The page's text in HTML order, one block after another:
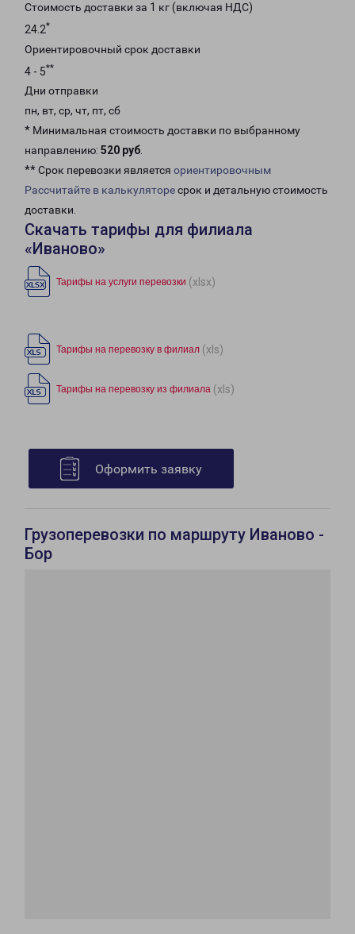
Стоимость доставки за 1 кг (включая НДС)
24.2*
Ориентировочный срок доставки
4 - 5**
Дни отправки
пн, вт, ср, чт, пт, сб
* Минимальная стоимость доставки по выбранному
направлению: 520 руб.
** Срок перевозки является ориентировочным
Рассчитайте в калькуляторесрок и детальную стоимость
доставки.
Скачать тарифы для филиала
«Иваново»
Тарифы на услуги перевозки (xlsx)
Тарифы на перевозку в филиал (xls)
Тарифы на перевозку из филиала (xls)
Оформить заявку
Грузоперевозки по маршруту Иваново -
Бор